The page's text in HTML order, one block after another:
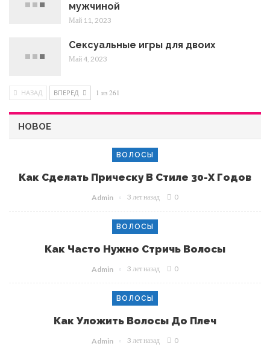
мужчиной
Май 11, 2023
Сексуальные игры для двоих
Май 4, 2023
НАЗАД ВПЕРЕД 1 из 261
НОВОЕ
ВОЛОСЫ
Как Сделать Прическу В Стиле 30-Х Годов
Admin 3 лет назад 0
ВОЛОСЫ
Как Часто Нужно Стричь Волосы
Admin 3 лет назад 0
ВОЛОСЫ
Как Уложить Волосы До Плеч
Admin 3 лет назад 0